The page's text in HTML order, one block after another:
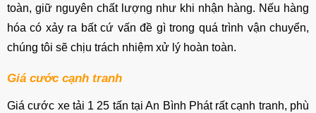
toàn, giữ nguyên chất lượng như khi nhận hàng. Nếu hàng
hóa có xảy ra bất cứ vấn đề gì trong quá trình vận chuyển,
chúng tôi sẽ chịu trách nhiệm xử lý hoàn toàn.
Giá cước cạnh tranh
Giá cước xe tải 1 25 tấn tại An Bình Phát rất cạnh tranh, phù